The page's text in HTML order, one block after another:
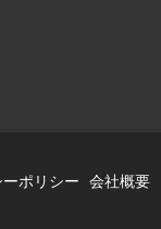
ポリシー 会社概要